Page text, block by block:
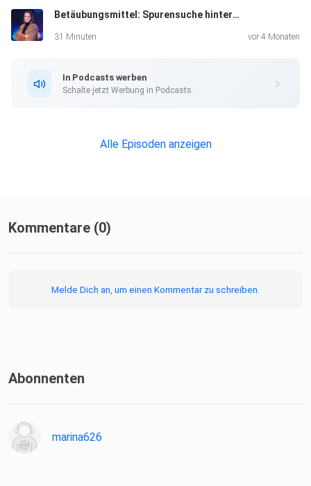
Betäubungsmittel: Spurensuche hinter den Kulissen
31 Minuten vor 4 Monaten
In Podcasts werben
Schalte jetzt Werbung in Podcasts.
Alle Episoden anzeigen
Kommentare (0)
Melde Dich an, um einen Kommentar zu schreiben.
Abonnenten
marina626